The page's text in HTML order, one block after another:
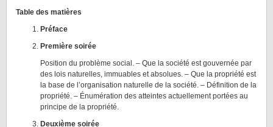
Table des matières
Préface
Première soirée
Position du problème social. – Que la société est gouvernée par
des lois naturelles, immuables et absolues. – Que la propriété est
la base de l’organisation naturelle de la société. – Définition de la
propriété. – Énumération des atteintes actuellement portées au
principe de la propriété.
Deuxième soirée